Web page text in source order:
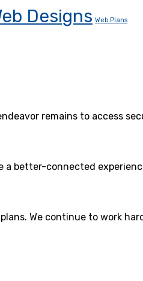
Designs Web Plans
remains to access
better-connected
We continue to work